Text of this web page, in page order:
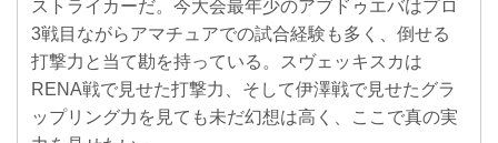
ストライカーだ。今大会最年少のアブドゥエバはプロ
3戦目ながらアマチュアでの試合経験も多く、倒せる
打撃力と当て勘を持っている。スヴェッキスカは
RENA戦で見せた打撃力、そして伊澤戦で見せたグラ
ップリング力を見ても未だ幻想は高く、ここで真の実